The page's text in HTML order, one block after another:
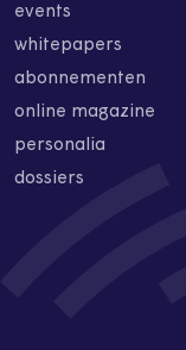
events
whitepapers
abonnementen
online magazine
personalia
dossiers